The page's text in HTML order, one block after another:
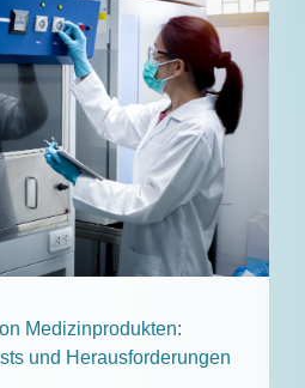
Medizinprodukten:
und Herausforderungen